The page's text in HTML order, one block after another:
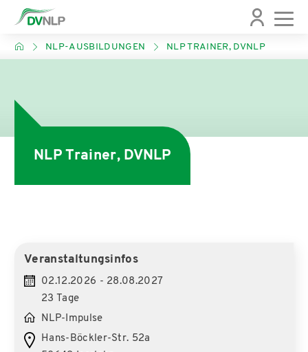
NLP-AUSBILDUNGEN NLP TRAINER, DVNLP
NLP Trainer, DVNLP
Veranstaltungsinfos
02.12.2026 - 28.08.2027
23 Tage
NLP-Impulse
Hans-Böckler-Str. 52a